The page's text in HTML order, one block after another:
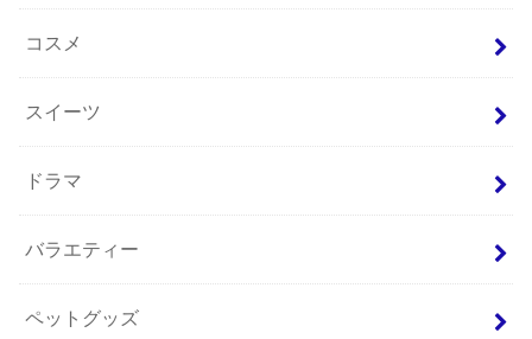
コスメ
スイーツ
ドラマ
バラエティー
ペットグッズ